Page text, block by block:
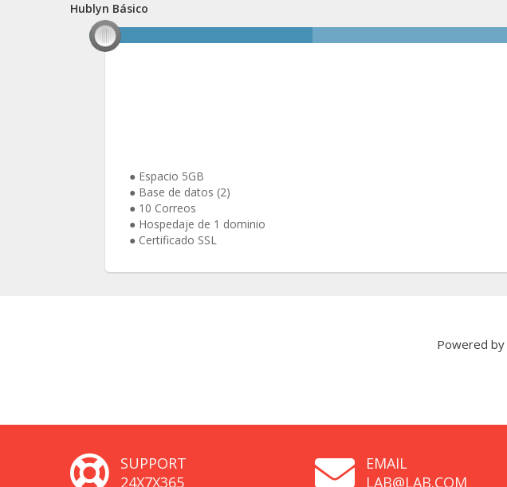
Hublyn Básico
Hublyn Básico
● Espacio 5GB
● Base de datos (2)
● 10 Correos
● Hospedaje de 1 dominio
● Certificado SSL
Powered by
SUPPORT
24X7X365
EMAIL
LAB@LAB.COM